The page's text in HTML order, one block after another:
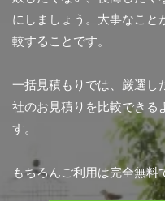
にしましょう。大事なこと
較することです。
一括見積もりでは、厳選し
社のお見積りを比較できる
す。
もちろんご利用は完全無料